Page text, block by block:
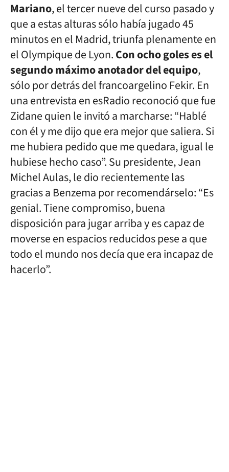
Mariano, el tercer nueve del curso pasado y
que a estas alturas sólo había jugado 45
minutos en el Madrid, triunfa plenamente en
el Olympique de Lyon.Con ocho goles es el
segundo máximo anotador del equipo,
sólo por detrás del francoargelino Fekir. En
una entrevista en esRadio reconoció que fue
Zidane quien le invitó a marcharse: “Hablé
con él y me dijo que era mejor que saliera. Si
me hubiera pedido que me quedara, igual le
hubiese hecho caso”. Su presidente, Jean
Michel Aulas, le dio recientemente las
gracias a Benzema por recomendárselo: “Es
genial. Tiene compromiso, buena
disposición para jugar arriba y es capaz de
moverse en espacios reducidos pese a que
todo el mundo nos decía que era incapaz de
hacerlo”.